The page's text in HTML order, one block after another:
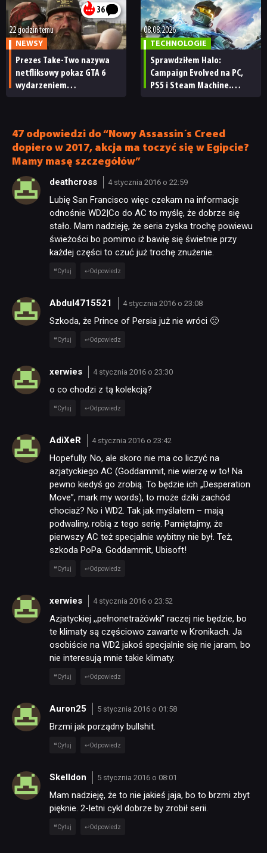
przerwie”
36
22 godzin temu
NEWSY
Prezes Take-Two nazywa
netfliksowy pokaz GTA 6
wydarzeniem
08.08.2026
TECHNOLOGIE
Sprawdziłem Halo:
Campaign Evolved na PC,
PS5 i Steam Machine.
47 odpowiedzi do “Nowy Assassin´s Creed
dopiero w 2017, akcja ma toczyć się w Egipcie?
Mamy masę szczegółów”
deathcross 4 stycznia 2016 o 22:59
Lubię San Francisco więc czekam na informacje
odnośnie WD2|Co do AC to myślę, że dobrze się
stało. Mam nadzieję, że seria zyska trochę powiewu
świeżości bo pomimo iż bawię się świetnie przy
każdej części to czuć już trochę znużenie.
Cytuj Odpowiedz
Abdul4715521 4 stycznia 2016 o 23:08
Szkoda, że Prince of Persia już nie wróci 🙁
Cytuj Odpowiedz
xerwies 4 stycznia 2016 o 23:30
o co chodzi z tą kolekcją?
Cytuj Odpowiedz
AdiXeR 4 stycznia 2016 o 23:42
Hopefully. No, ale skoro nie ma co liczyć na
azjatyckiego AC (Goddammit, nie wierzę w to! Na
pewno kiedyś go zrobią. To będzie ich „Desperation
Move”, mark my words), to może dziki zachód
chociaż? No i WD2. Tak jak myślałem – mają
podwaliny, robią z tego serię. Pamiętajmy, że
pierwszy AC też specjalnie wybitny nie był. Też,
szkoda PoPa. Goddammit, Ubisoft!
Cytuj Odpowiedz
xerwies 4 stycznia 2016 o 23:52
Azjatyckiej ,,pełnonetrażówki” raczej nie będzie, bo
te klimaty są częściowo zawarte w Kronikach. Ja
osobiście na WD2 jakoś specjalnie się nie jaram, bo
nie interesują mnie takie klimaty.
Cytuj Odpowiedz
Auron25 5 stycznia 2016 o 01:58
Brzmi jak porządny bullshit.
Cytuj Odpowiedz
Skelldon 5 stycznia 2016 o 08:01
Mam nadzieję, że to nie jakieś jaja, bo to brzmi zbyt
pięknie. 2-letni cykl dobrze by zrobił serii.
Cytuj Odpowiedz